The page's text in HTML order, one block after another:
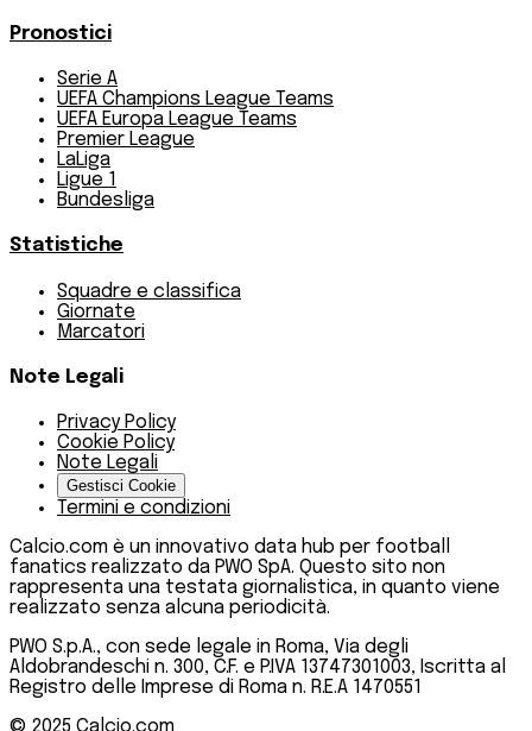
Pronostici
Serie A
UEFA Champions League Teams
UEFA Europa League Teams
Premier League
LaLiga
Ligue 1
Bundesliga
Statistiche
Squadre e classifica
Giornate
Marcatori
Note Legali
Privacy Policy
Cookie Policy
Note Legali
Gestisci Cookie
Termini e condizioni
Calcio.com è un innovativo data hub per football
fanatics realizzato da PWO SpA. Questo sito non
rappresenta una testata giornalistica, in quanto viene
realizzato senza alcuna periodicità.
PWO S.p.A., con sede legale in Roma, Via degli
Aldobrandeschi n. 300, C.F. e P.IVA 13747301003, Iscritta al
Registro delle Imprese di Roma n. R.E.A 1470551